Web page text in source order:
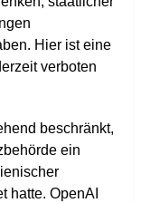
Hier ist eine
verboten
beschränkt,
ein
hatte. OpenAI